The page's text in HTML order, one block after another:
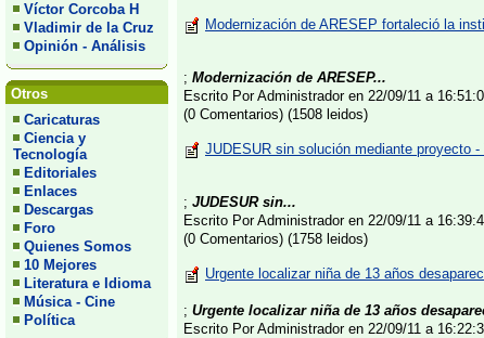
Víctor Corcoba H
Vladimir de la Cruz
Opinión - Análisis
Otros
Caricaturas
Ciencia y
Tecnología
Editoriales
Enlaces
Descargas
Foro
Quienes Somos
10 Mejores
Literatura e Idioma
Música - Cine
Política
Modernización de ARESEP fortaleció la
; Modernización de ARESEP...
Escrito Por Administrador en 22/09/11 a
(0 Comentarios) (1508 leidos)
JUDESUR sin solución mediante proyecto
; JUDESUR sin...
Escrito Por Administrador en 22/09/11 a
(0 Comentarios) (1758 leidos)
Urgente localizar niña de 13 años
; Urgente localizar niña de 13 años
Escrito Por Administrador en 22/09/11 a